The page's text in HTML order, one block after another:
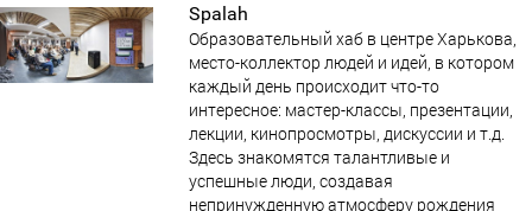
Spalah
Образовательный хаб в центре Харькова,
место-коллектор людей и идей, в котором
каждый день происходит что-то
интересное: мастер-классы, презентации,
лекции, кинопросмотры, дискуссии и т.д.
Здесь знакомятся талантливые и
успешные люди, создавая
непринужденную атмосферу рождения